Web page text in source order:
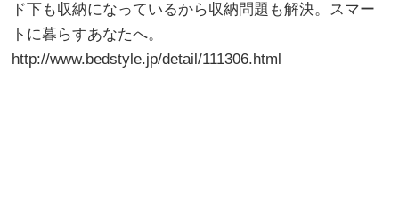
ド下も収納になっているから収納問題も解決。スマー
トに暮らすあなたへ。
http://www.bedstyle.jp/detail/111306.html